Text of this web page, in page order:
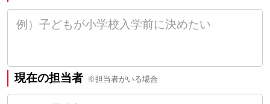
現在の担当者 ※担当者がいる場合